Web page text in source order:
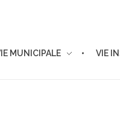
MUNICIPALE VIE